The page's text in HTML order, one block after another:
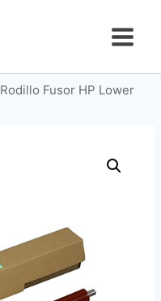
Rodillo Fusor HP Lower